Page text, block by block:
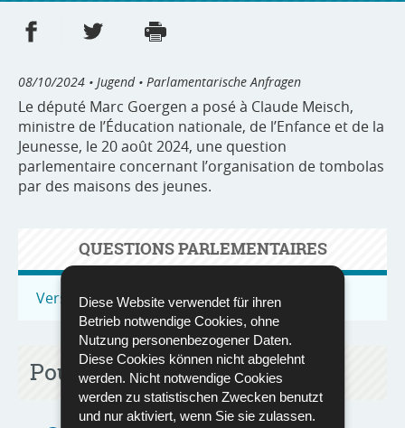
Diese Website verwendet für ihren
Betrieb notwendige Cookies, ohne
Nutzung personenbezogener Daten.
Diese Cookies können nicht abgelehnt
werden. Nicht notwendige Cookies
werden zu statistischen Zwecken benutzt
und nur aktiviert, wenn Sie sie zulassen.
Partager sur Facebook
Partager sur Twitter
08/10/2024 • Jugend • Parlamentarische Anfragen
Le député Marc Goergen a posé à Claude Meisch,
ministre de l’Éducation nationale, de l’Enfance et de la
Jeunesse, le 20 août 2024, une question
parlementaire concernant l’organisation de tombolas
par des maisons des jeunes.
QUESTIONS PARLEMENTAIRES
Vers toutes les questions parlementaires
Pour en savoir plus